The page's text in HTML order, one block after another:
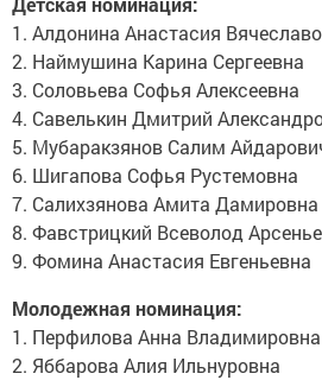
1. Алдонина Анастасия
2. Наймушина Карина Сергеевна
3. Соловьева Софья Алексеевна
4. Савелькин Дмитрий
5. Мубаракзянов Салим
6. Шигапова Софья Рустемовна
7. Салихзянова Амита Дамировна
8. Фавстрицкий Всеволод
9. Фомина Анастасия Евгеньевна
Молодежная номинация:
1. Перфилова Анна Владимировна
2. Яббарова Алия Ильнуровна